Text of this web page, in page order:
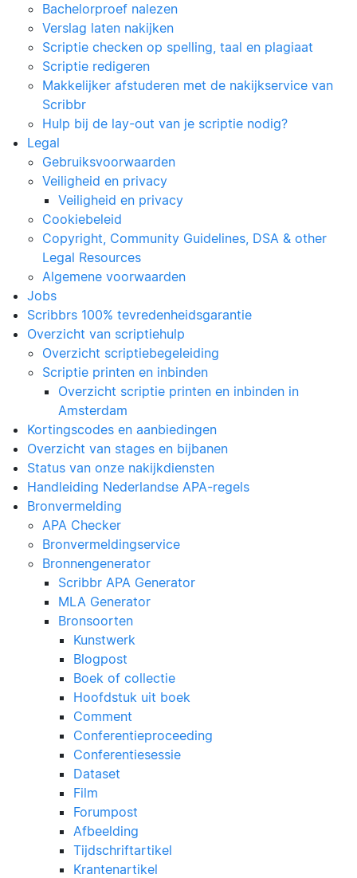
Bachelorproef nalezen
Verslag laten nakijken
Scriptie checken op spelling, taal en plagiaat
Scriptie redigeren
Makkelijker afstuderen met de nakijkservice van
Scribbr
Hulp bij de lay-out van je scriptie nodig?
Legal
Gebruiksvoorwaarden
Veiligheid en privacy
Veiligheid en privacy
Cookiebeleid
Copyright, Community Guidelines, DSA & other
Legal Resources
Algemene voorwaarden
Jobs
Scribbrs 100% tevredenheidsgarantie
Overzicht van scriptiehulp
Overzicht scriptiebegeleiding
Scriptie printen en inbinden
Overzicht scriptie printen en inbinden in
Amsterdam
Kortingscodes en aanbiedingen
Overzicht van stages en bijbanen
Status van onze nakijkdiensten
Handleiding Nederlandse APA-regels
Bronvermelding
APA Checker
Bronvermeldingservice
Bronnengenerator
Scribbr APA Generator
MLA Generator
Bronsoorten
Kunstwerk
Blogpost
Boek of collectie
Hoofdstuk uit boek
Comment
Conferentieproceeding
Conferentiesessie
Dataset
Film
Forumpost
Afbeelding
Tijdschriftartikel
Krantenartikel